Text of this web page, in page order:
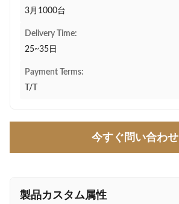
3月1000台
Delivery Time:
25~35日
Payment Terms:
T/T
今すぐ問い合わせ
製品カスタム属性